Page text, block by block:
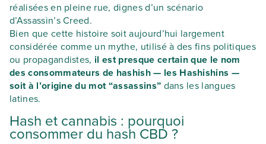
réalisées en pleine rue, dignes d’un scénario
d’Assassin’s Creed.
Bien que cette histoire soit aujourd’hui largement
considérée comme un mythe, utilisé à des fins politiques
ou propagandistes, il est presque certain que le nom
des consommateurs de hashish — les Hashishins —
soit à l’origine du mot “assassins” dans les langues
latines.
Hash et cannabis : pourquoi
consommer du hash CBD ?